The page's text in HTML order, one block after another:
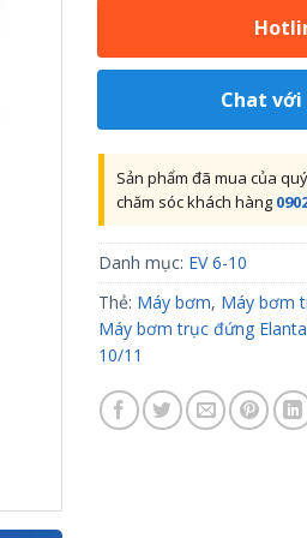
Chat với
Sản phẩm đã mua của
chăm sóc khách hàng
Danh mục: EV 6-10
Thẻ: Máy bơm, Máy bơm
Máy bơm trục đứng Elanta
10/11